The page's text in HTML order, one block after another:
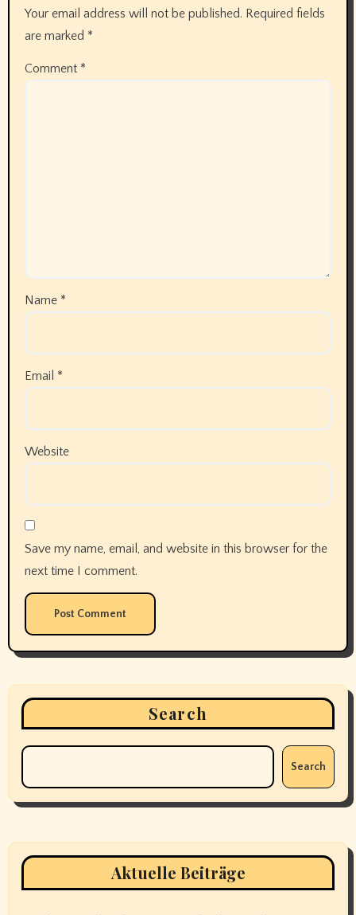
Your email address will not be published. Required fields
are marked *
Comment *
Name *
Email *
Website
Save my name, email, and website in this browser for the
next time I comment.
Search
Search
Aktuelle Beiträge